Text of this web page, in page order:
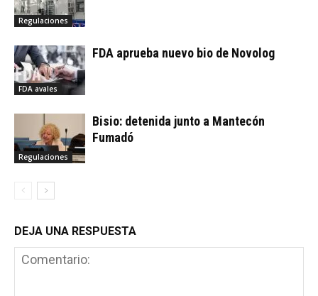
Regulaciones
FDA avales
FDA aprueba nuevo bio de Novolog
Regulaciones
Bisio: detenida junto a Mantecón
Fumadó
DEJA UNA RESPUESTA